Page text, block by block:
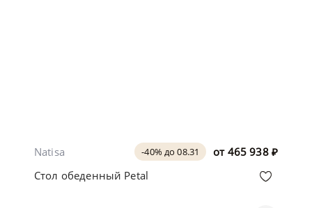
от 465 938 ₽
-40% до 08.31
Natisa
Стол обеденный Petal